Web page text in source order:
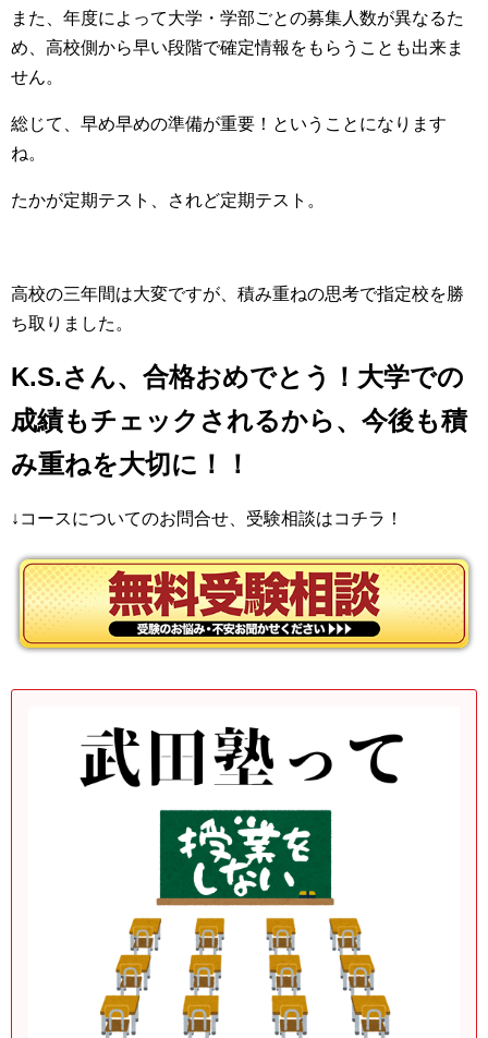
また、年度によって大学・学部ごとの募集人数が異なるた
め、高校側から早い段階で確定情報をもらうことも出来ま
せん。
総じて、早め早めの準備が重要！ということになります
ね。
たかが定期テスト、されど定期テスト。
高校の三年間は大変ですが、積み重ねの思考で指定校を勝
ち取りました。
K.S.さん、合格おめでとう！大学での
成績もチェックされるから、今後も積
み重ねを大切に！！
↓コースについてのお問合せ、受験相談はコチラ！